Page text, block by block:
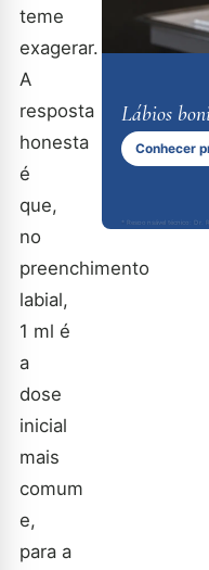
teme
exagerar.
A
resposta
honesta
é
que,
no
preenchimento
labial,
1 ml é
a
dose
inicial
mais
comum
e,
para a
Lábios
Conhecer
* Responsável técnico: Dr.